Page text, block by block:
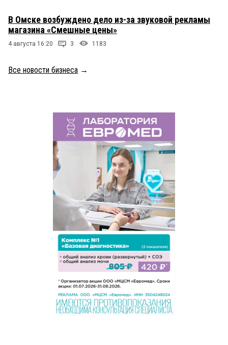
В Омске возбуждено дело из-за звуковой рекламы
магазина «Смешные цены»
4 августа 16:20 3 1183
Все новости бизнеса →